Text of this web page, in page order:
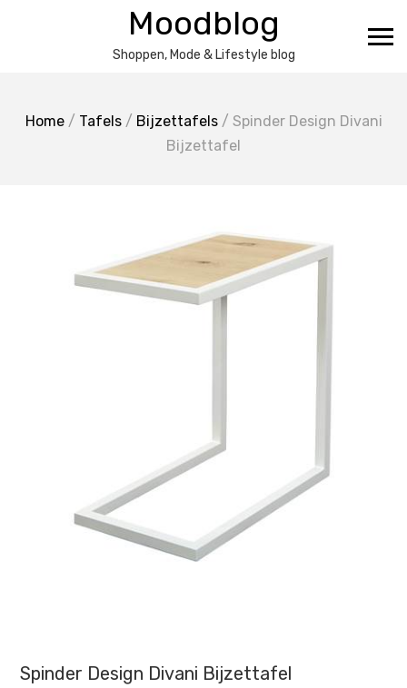
Moodblog
Shoppen, Mode & Lifestyle blog
Home/ Tafels/ Bijzettafels/ Spinder Design Divani
Bijzettafel
Spinder Design Divani Bijzettafel